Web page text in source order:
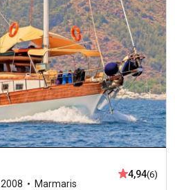
2008 Marmaris
4,94(6)